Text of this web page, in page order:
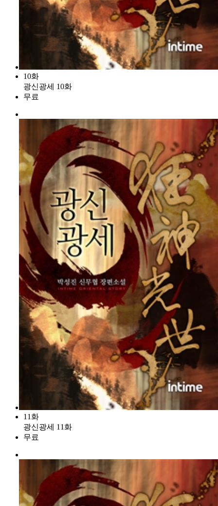
10화
광신광세 10화
무료
11화
광신광세 11화
무료